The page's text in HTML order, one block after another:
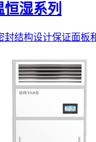
湿系列
封结构设计保证面板